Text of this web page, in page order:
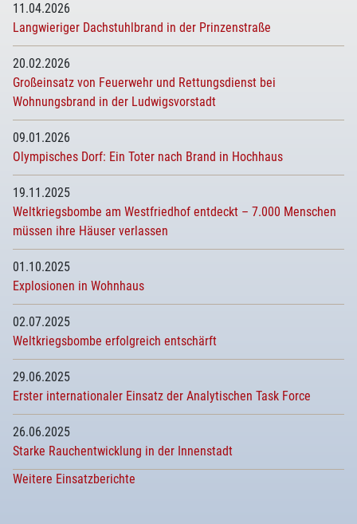
11.04.2026
Langwieriger Dachstuhlbrand in der Prinzenstraße
20.02.2026
Großeinsatz von Feuerwehr und Rettungsdienst bei
Wohnungsbrand in der Ludwigsvorstadt
09.01.2026
Olympisches Dorf: Ein Toter nach Brand in Hochhaus
19.11.2025
Weltkriegsbombe am Westfriedhof entdeckt – 7.000 Menschen
müssen ihre Häuser verlassen
01.10.2025
Explosionen in Wohnhaus
02.07.2025
Weltkriegsbombe erfolgreich entschärft
29.06.2025
Erster internationaler Einsatz der Analytischen Task Force
26.06.2025
Starke Rauchentwicklung in der Innenstadt
Weitere Einsatzberichte